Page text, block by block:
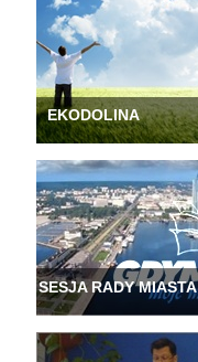
EKODOLINA
SESJA RADY MIASTA